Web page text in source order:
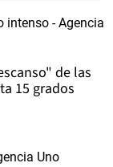
de las
15 grados